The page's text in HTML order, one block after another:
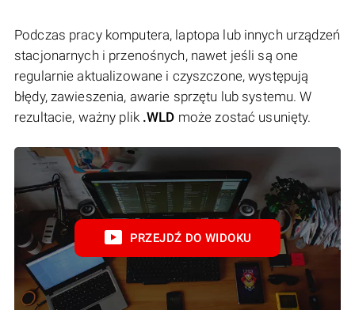
Podczas pracy komputera, laptopa lub innych urządzeń
stacjonarnych i przenośnych, nawet jeśli są one
regularnie aktualizowane i czyszczone, występują
błędy, zawieszenia, awarie sprzętu lub systemu. W
rezultacie, ważny plik .WLD może zostać usunięty.
PRZEJDŹ DO WIDOKU